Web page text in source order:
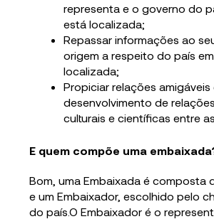
representa e o governo do
está localizada;
Repassar informações ao
origem a respeito do país
localizada;
Propiciar relações amigáveis
desenvolvimento de
culturais e científicas entre
E quem compõe uma
Bom, uma Embaixada é composta
e um Embaixador, escolhido pelo
do país.O Embaixador é o